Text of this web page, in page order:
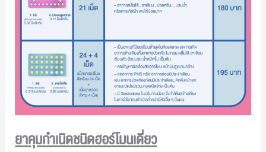
ยาคุมกำเนิดชนิดฮอร์โมนเดี่ยว